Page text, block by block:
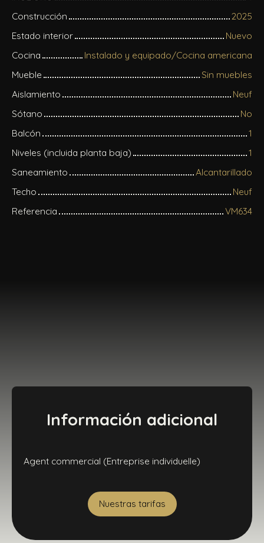
Construcción
2025
Estado interior
Nuevo
Cocina
Instalado y equipado/Cocina americana
Mueble
Sin muebles
Aislamiento
Neuf
Sótano
No
Balcón
1
Niveles (incluida planta baja)
1
Saneamiento
Alcantarillado
Techo
Neuf
Referencia
VM634
Información adicional
Agent commercial (Entreprise individuelle)
Nuestras tarifas